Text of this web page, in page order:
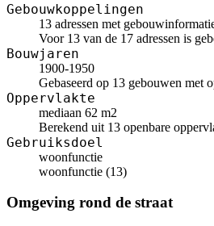
Gebouwkoppelingen
13 adressen met
Voor 13 van de 17 adressen is
Bouwjaren
1900-1950
Gebaseerd op 13 gebouwen met
Oppervlakte
mediaan 62 m2
Berekend uit 13 openbare
Gebruiksdoel
woonfunctie
woonfunctie (13)
Omgeving rond de straat